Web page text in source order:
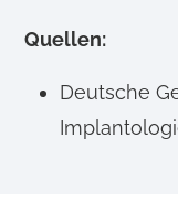
Quellen:
Deutsche